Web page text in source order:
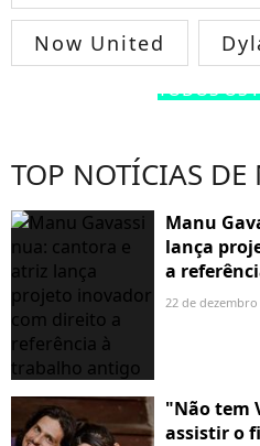
Now United
TODOS OS
TOP NOTÍCIAS
Manu
lança
a
22 de dezembro
"Não tem
assistir o